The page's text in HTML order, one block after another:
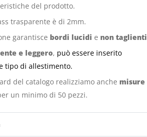
del prodotto.
trasparente è di 2mm.
garantisce bordi lucidie non taglienti
e leggero, può essere inserito
tipo di allestimento.
del catalogo realizziamo anche misure
un minimo di 50 pezzi.